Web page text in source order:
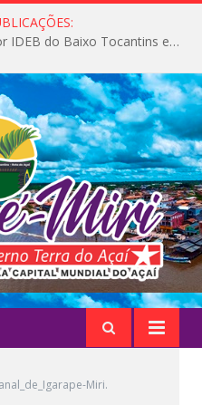
Igarapé-Miri conquista o melhor IDEB do Baixo Tocantins e avança na qualidade da educação pública
Miri.